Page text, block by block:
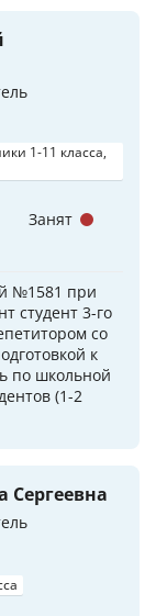
1-11 класса,
№1581 при
студент 3-го
со
к
по школьной
(1-2
Занят
Сергеевна